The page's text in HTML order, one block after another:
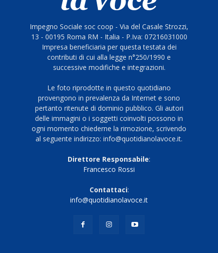
Impegno Sociale soc coop - Via del Casale Strozzi,
13 - 00195 Roma RM - Italia - P.Iva: 07216031000
Impresa beneficiaria per questa testata dei
contributi di cui alla legge n°250/1990 e
successive modifiche e integrazioni.
Le foto riprodotte in questo quotidiano
provengono in prevalenza da Internet e sono
pertanto ritenute di dominio pubblico. Gli autori
delle immagini o i soggetti coinvolti possono in
ogni momento chiederne la rimozione, scrivendo
al seguente indirizzo: info@quotidianolavoce.it.
Direttore Responsabile:
Francesco Rossi
Contattaci:
info@quotidianolavoce.it